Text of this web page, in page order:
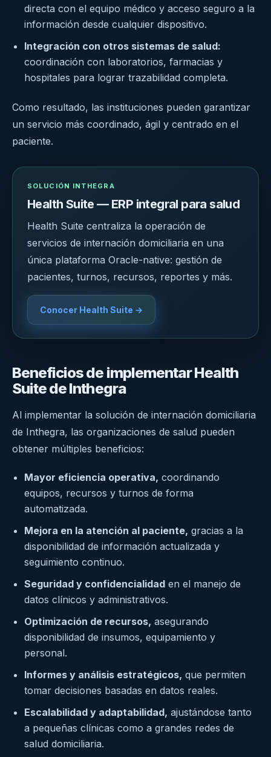
directa con el equipo médico y acceso seguro a la
información desde cualquier dispositivo.
Integración con otros sistemas de salud:
coordinación con laboratorios, farmacias y
hospitales para lograr trazabilidad completa.
Como resultado, las instituciones pueden garantizar
un servicio más coordinado, ágil y centrado en el
paciente.
SOLUCIÓN INTHEGRA
Health Suite — ERP integral para salud
Health Suite centraliza la operación de
servicios de internación domiciliaria en una
única plataforma Oracle-native: gestión de
pacientes, turnos, recursos, reportes y más.
Conocer Health Suite →
Beneficios de implementar Health
Suite de Inthegra
Al implementar la solución de internación domiciliaria
de Inthegra, las organizaciones de salud pueden
obtener múltiples beneficios:
Mayor eficiencia operativa, coordinando
equipos, recursos y turnos de forma
automatizada.
Mejora en la atención al paciente, gracias a la
disponibilidad de información actualizada y
seguimiento continuo.
Seguridad y confidencialidad en el manejo de
datos clínicos y administrativos.
Optimización de recursos, asegurando
disponibilidad de insumos, equipamiento y
personal.
Informes y análisis estratégicos, que permiten
tomar decisiones basadas en datos reales.
Escalabilidad y adaptabilidad, ajustándose tanto
a pequeñas clínicas como a grandes redes de
salud domiciliaria.